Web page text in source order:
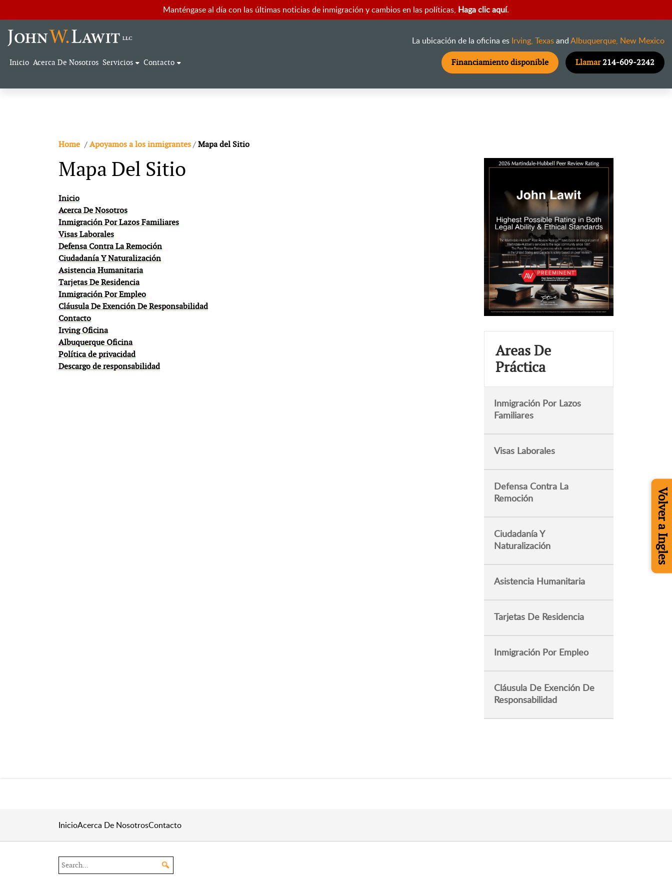
Manténgase al día con las últimas noticias de inmigración y cambios en las políticas, Haga clic aquí.
La ubicación de la oficina es Irving, TexasandAlbuquerque, New Mexico
Inicio Acerca De Nosotros Servicios Contacto Financiamiento disponible Llamar214-609-2242
Volver a Ingles
Home /Apoyamos a los inmigrantes/Mapa del Sitio
Mapa Del Sitio
Inicio
Acerca De Nosotros
Inmigración Por Lazos Familiares
Visas Laborales
Defensa Contra La Remoción
Ciudadanía Y Naturalización
Asistencia Humanitaria
Tarjetas De Residencia
Inmigración Por Empleo
Cláusula De Exención De Responsabilidad
Contacto
Irving Oficina
Albuquerque Oficina
Política de privacidad
Descargo de responsabilidad
Areas De
Práctica
Inmigración Por Lazos
Familiares
Visas Laborales
Defensa Contra La
Remoción
Ciudadanía Y
Naturalización
Asistencia Humanitaria
Tarjetas De Residencia
Inmigración Por Empleo
Cláusula De Exención De
Responsabilidad
InicioAcerca De NosotrosContacto
Search the site